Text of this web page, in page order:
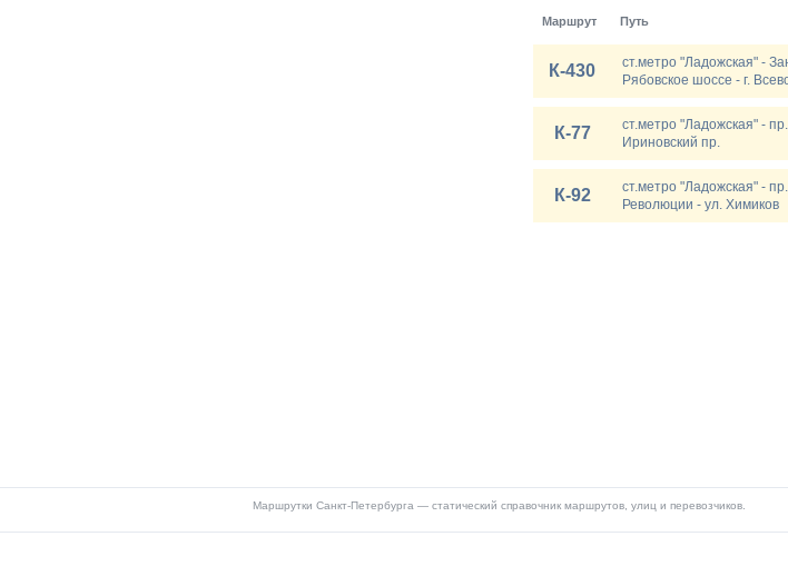
Маршрут Путь
К-430 ст.метро "Ладожская" -
Рябовское шоссе - г.
К-77 ст.метро "Ладожская" -
Ириновский пр.
К-92 ст.метро "Ладожская" -
Революции - ул. Химиков
Маршрутки Санкт-Петербурга — статический справочник маршрутов, улиц и перевозчиков.